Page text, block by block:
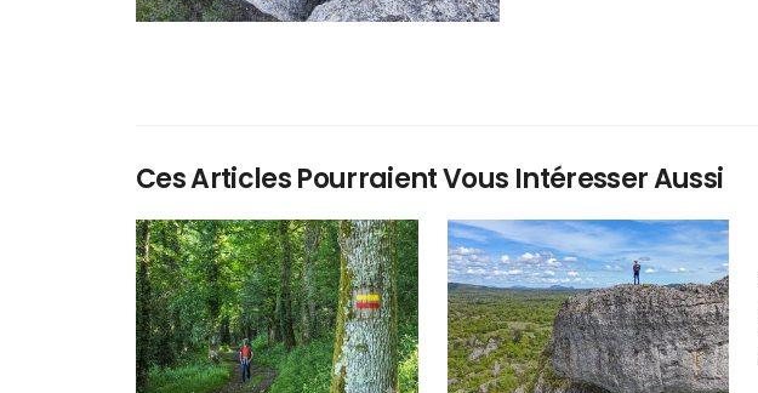
Ces Articles Pourraient Vous Intéresser Aussi